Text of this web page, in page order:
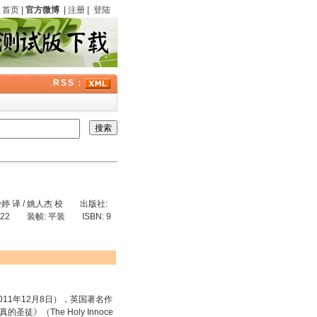
首页 官方微博 注册 登陆
RSS：
译 / 姚人杰 校 出版社:
22 装帧: 平装 ISBN: 9
年12月8日），英国著名作
圣徒》（The Holy Innoce